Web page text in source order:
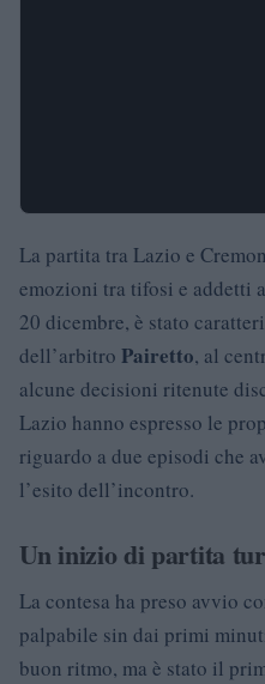
La partita tra Lazio e
emozioni tra tifosi e addetti
20 dicembre, è stato
dell’arbitro Pairetto, al
alcune decisioni ritenute
Lazio hanno espresso le
riguardo a due episodi che
l’esito dell’incontro.
Un inizio di partita
La contesa ha preso avvio
palpabile sin dai primi
buon ritmo, ma è stato il